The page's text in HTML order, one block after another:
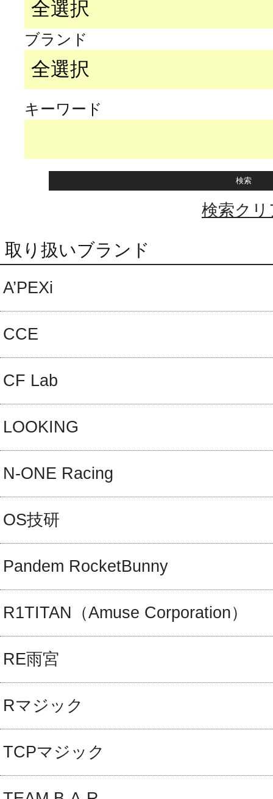
ブランド
キーワード
検索クリ
取り扱いブランド
A’PEXi
CCE
CF Lab
LOOKING
N-ONE Racing
OS技研
Pandem RocketBunny
R1TITAN（Amuse Corporation）
RE雨宮
Rマジック
TCPマジック